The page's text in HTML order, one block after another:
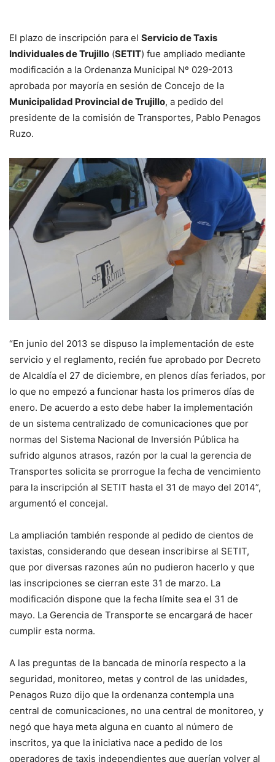
El plazo de inscripción para el Servicio de Taxis
Individuales de Trujillo (SETIT) fue ampliado mediante
modificación a la Ordenanza Municipal Nº 029-2013
aprobada por mayoría en sesión de Concejo de la
Municipalidad Provincial de Trujillo, a pedido del
presidente de la comisión de Transportes, Pablo Penagos
Ruzo.
“En junio del 2013 se dispuso la implementación de este
servicio y el reglamento, recién fue aprobado por Decreto
de Alcaldía el 27 de diciembre, en plenos días feriados, por
lo que no empezó a funcionar hasta los primeros días de
enero. De acuerdo a esto debe haber la implementación
de un sistema centralizado de comunicaciones que por
normas del Sistema Nacional de Inversión Pública ha
sufrido algunos atrasos, razón por la cual la gerencia de
Transportes solicita se prorrogue la fecha de vencimiento
para la inscripción al SETIT hasta el 31 de mayo del 2014”,
argumentó el concejal.
La ampliación también responde al pedido de cientos de
taxistas, considerando que desean inscribirse al SETIT,
que por diversas razones aún no pudieron hacerlo y que
las inscripciones se cierran este 31 de marzo. La
modificación dispone que la fecha límite sea el 31 de
mayo. La Gerencia de Transporte se encargará de hacer
cumplir esta norma.
A las preguntas de la bancada de minoría respecto a la
seguridad, monitoreo, metas y control de las unidades,
Penagos Ruzo dijo que la ordenanza contempla una
central de comunicaciones, no una central de monitoreo, y
negó que haya meta alguna en cuanto al número de
inscritos, ya que la iniciativa nace a pedido de los
operadores de taxis independientes que querían volver al